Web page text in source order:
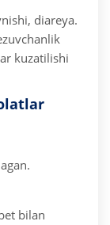
diareya.
kuzatilishi
bilan